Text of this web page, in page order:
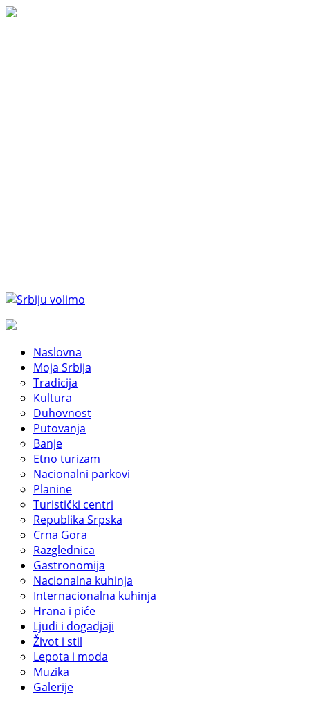
Naslovna
Moja Srbija
Tradicija
Kultura
Duhovnost
Putovanja
Banje
Etno turizam
Nacionalni parkovi
Planine
Turistički centri
Republika Srpska
Crna Gora
Razglednica
Gastronomija
Nacionalna kuhinja
Internacionalna kuhinja
Hrana i piće
Ljudi i dogadjaji
Život i stil
Lepota i moda
Muzika
Galerije